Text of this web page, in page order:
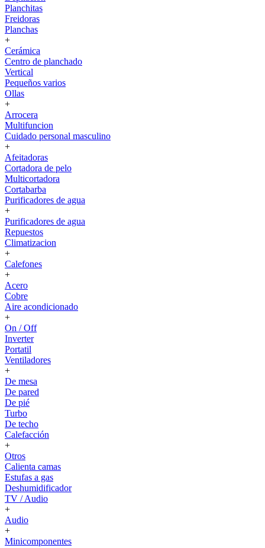
Planchitas
Freidoras
Planchas
+
Cerámica
Centro de planchado
Vertical
Pequeños varios
Ollas
+
Arrocera
Multifuncion
Cuidado personal masculino
+
Afeitadoras
Cortadora de pelo
Multicortadora
Cortabarba
Purificadores de agua
+
Purificadores de agua
Repuestos
Climatizacion
+
Calefones
+
Acero
Cobre
Aire acondicionado
+
On / Off
Inverter
Portatil
Ventiladores
+
De mesa
De pared
De pié
Turbo
De techo
Calefacción
+
Otros
Calienta camas
Estufas a gas
Deshumidificador
TV / Audio
+
Audio
+
Minicomponentes